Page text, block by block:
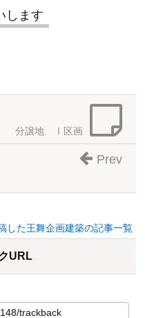
します
分譲地 Ｉ区画
Prev
した王舞企画建築の記事一覧
URL